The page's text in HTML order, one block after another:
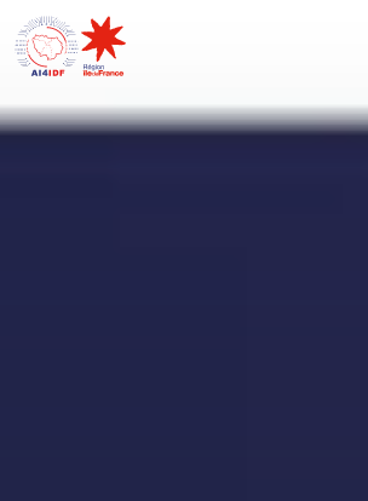
Cookies management panel